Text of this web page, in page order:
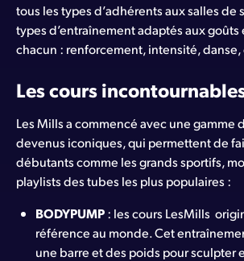
tous les types d’adhérents aux salles de
types d’entraînement adaptés aux goûts
chacun : renforcement, intensité,
Les cours
Les Mills a commencé avec une gamme
devenus iconiques, qui permettent de
débutants comme les grands sportifs,
playlists des tubes les plus populaires :
BODYPUMP: les cours LesMills
référence au monde. Cet
une barre et des poids pour sculpter